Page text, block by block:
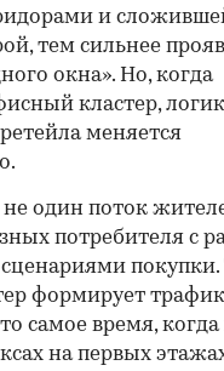
и
тем сильнее
окна». Но, когда
кластер,
меняется
не один поток
потребителя с
покупки.
формирует
самое время, когда
на первых